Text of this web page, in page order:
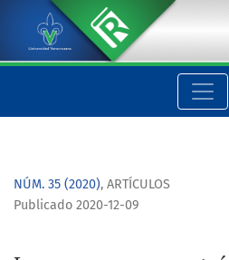
Lanzas, genes y proteínas: los
NÚM. 35 (2020), ARTÍCULOS
Publicado 2020-12-09